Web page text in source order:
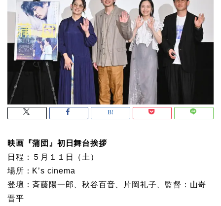
映画『蒲団』初日舞台挨拶
日程：５月１１日（土）
場所：K’s cinema
登壇：斉藤陽一郎、秋谷百音、片岡礼子、監督：山嵜
晋平